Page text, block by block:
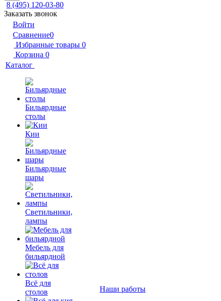
8 (495) 120-03-80
Заказать звонок
Войти
Сравнение0
Избранные товары 0
Корзина 0
Каталог
Бильярдные
столы
Кии
Бильярдные
шары
Светильники,
лампы
Мебель для
бильярдной
Всё для
столов
Наши работы